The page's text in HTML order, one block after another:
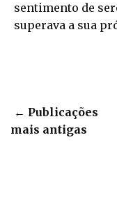
sentimento de
superava a sua
← Publicações
mais antigas